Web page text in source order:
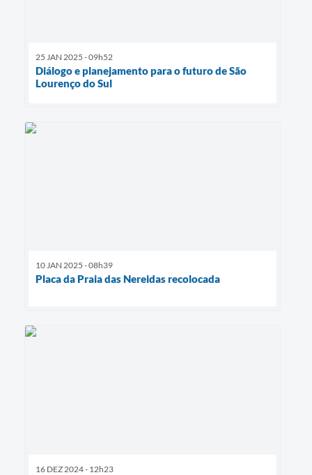
25 JAN 2025 - 09h52
Diálogo e planejamento para o futuro de São
Lourenço do Sul
10 JAN 2025 - 08h39
Placa da Praia das Nereidas recolocada
16 DEZ 2024 - 12h23